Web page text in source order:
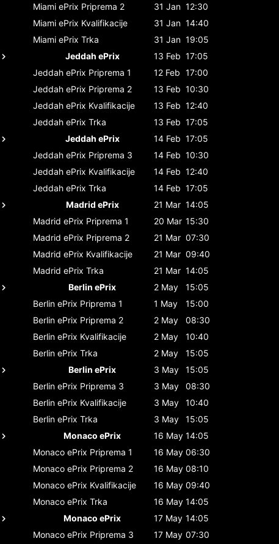
Miami ePrix Priprema 2 31 Jan 12:30
Miami ePrix Kvalifikacije 31 Jan 14:40
Miami ePrix Trka 31 Jan 19:05
Jeddah ePrix
13 Feb 17:05
Jeddah ePrix Priprema 1 12 Feb 17:00
Jeddah ePrix Priprema 2 13 Feb 10:30
Jeddah ePrix Kvalifikacije 13 Feb 12:40
Jeddah ePrix Trka 13 Feb 17:05
Jeddah ePrix
14 Feb 17:05
Jeddah ePrix Priprema 3 14 Feb 10:30
Jeddah ePrix Kvalifikacije 14 Feb 12:40
Jeddah ePrix Trka 14 Feb 17:05
Madrid ePrix
21 Mar 14:05
Madrid ePrix Priprema 1 20 Mar 15:30
Madrid ePrix Priprema 2 21 Mar 07:30
Madrid ePrix Kvalifikacije 21 Mar 09:40
Madrid ePrix Trka 21 Mar 14:05
Berlin ePrix
2 May
15:05
Berlin ePrix Priprema 1 1 May
15:00
Berlin ePrix Priprema 2 2 May
08:30
Berlin ePrix Kvalifikacije 2 May
10:40
Berlin ePrix Trka 2 May
15:05
Berlin ePrix
3 May
15:05
Berlin ePrix Priprema 3 3 May
08:30
Berlin ePrix Kvalifikacije 3 May
10:40
Berlin ePrix Trka 3 May
15:05
Monaco ePrix
16 May 14:05
Monaco ePrix Priprema 1 16 May 06:30
Monaco ePrix Priprema 2 16 May 08:10
Monaco ePrix Kvalifikacije 16 May 09:40
Monaco ePrix Trka 16 May 14:05
Monaco ePrix
17 May 14:05
Monaco ePrix Priprema 3 17 May 07:30